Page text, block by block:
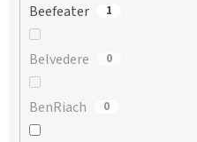
Beefeater 1
Belvedere 0
BenRiach 0